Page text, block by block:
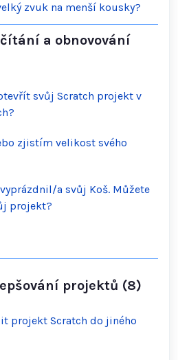
zvuk na menší kousky?
a obnovování
svůj Scratch projekt v
zjistím velikost svého
a svůj Koš. Můžete
projekt?
projektů (8)
projekt Scratch do jiného